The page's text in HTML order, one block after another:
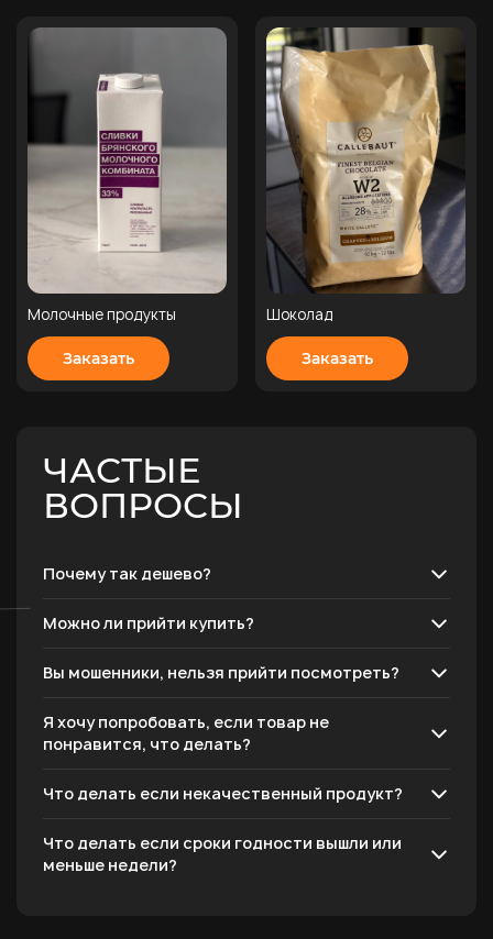
Молочные продукты
Заказать
Шоколад
Заказать
ЧАСТЫЕ
ВОПРОСЫ
Почему так дешево?
Можно ли прийти купить?
Вы мошенники, нельзя прийти посмотреть?
Я хочу попробовать, если товар не
понравится, что делать?
Что делать если некачественный продукт?
Что делать если сроки годности вышли или
меньше недели?